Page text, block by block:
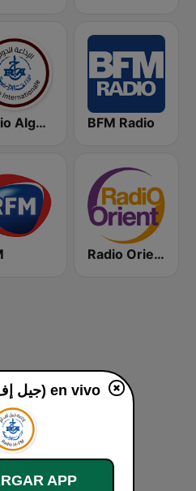
Radio Algérie Internationale (إذاعة الجزائر الدولية) BFM Radio
Radio Orient
Jil Fm (جيل إف إم) en vivo
APP